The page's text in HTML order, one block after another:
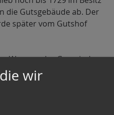
die Gutsgebäude ab. Der
später vom Gutshof
Wappen der Gemeinde
den Wahrzeichen des
wir